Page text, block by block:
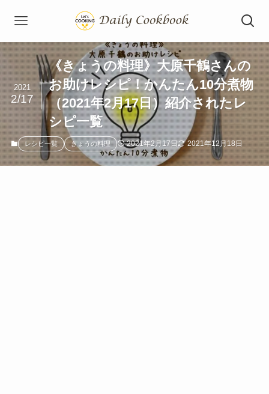
《きょうの料理》大原千鶴さんの
お助けレシピ！かんたん10分煮物
（2021年2月17日）紹介されたレ
シピ一覧
2021
2/17
レシピ一覧 きょうの料理 2021年2月17日 2021年12月18日